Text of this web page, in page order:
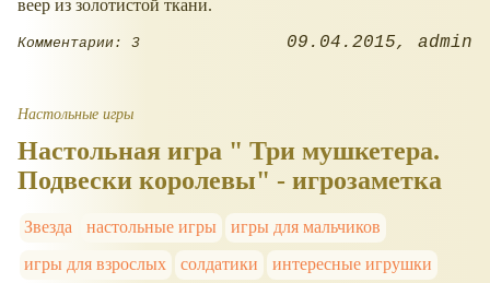
веер из золотистой ткани.
Комментарии: 3 09.04.2015 admin
Настольные игры
Настольная игра " Три мушкетера.
Подвески королевы" - игрозаметка
Звезда настольные игры
игры для мальчиков
игры для взрослых
солдатики
интересные игрушки